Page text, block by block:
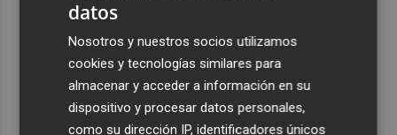
datos
Nosotros y nuestros socios utilizamos
cookies y tecnologías similares para
almacenar y acceder a información en su
dispositivo y procesar datos personales,
como su dirección IP, identificadores únicos